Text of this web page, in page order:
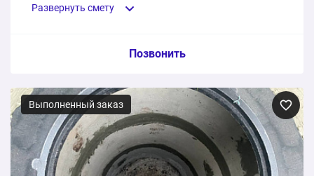
Развернуть смету
Пункт сметы / Ед. изм. / Цена
Септик, монтаж
1 шт. 157000 ₽
Общая стоимость: 157000 ₽
Позвонить
Выполненный заказ